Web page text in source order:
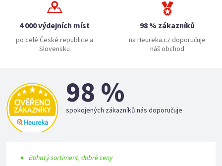
4 000 výdejních míst
po celé České republice a
Slovensku
98 % zákazníků
na Heureka.cz doporučuje
náš obchod
98 %
spokojených zákazníků nás doporučuje
Bohatý sortiment, dobré ceny